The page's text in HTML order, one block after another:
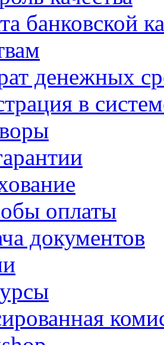
банковской
денежных
в
оплаты
документов